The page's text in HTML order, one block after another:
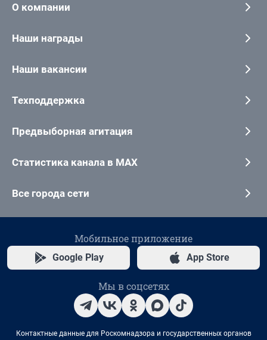
О компании
Наши награды
Наши вакансии
Техподдержка
Предвыборная агитация
Статистика канала в MAX
Все города сети
Мобильное приложение
Google Play App Store
Мы в соцсетях
Контактные данные для Роскомнадзора и государственных органов